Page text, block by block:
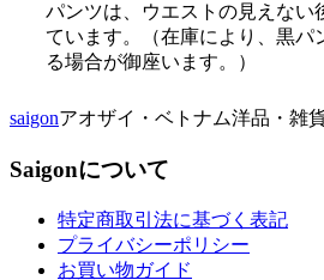
パンツは、ウエストの見えない
ています。（在庫により、黒パ
る場合が御座います。）
saigonアオザイ・ベトナム洋品・雑
Saigonについて
特定商取引法に基づく表記
プライバシーポリシー
お買い物ガイド